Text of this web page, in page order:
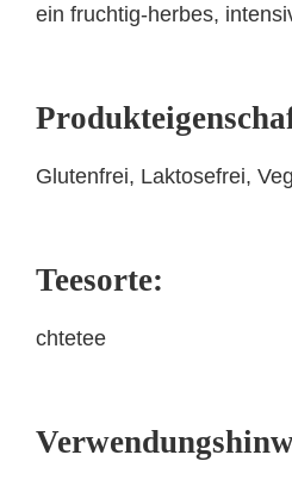
ein fruchtig-herbes,
Glutenfrei, Laktosefrei,
Teesorte:
chtetee